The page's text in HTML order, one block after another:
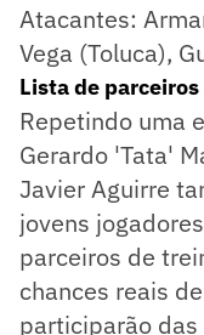
Atacantes:
Vega (Toluca),
Lista de
Repetindo uma
Gerardo 'Tata'
Javier Aguirre
jovens
parceiros de
chances reais
participarão